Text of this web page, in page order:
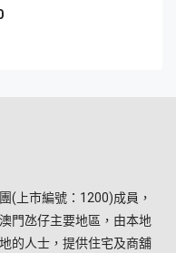
(上市編號：1200)成員，
門氹仔主要地區，由本地
的人士，提供住宅及商舖